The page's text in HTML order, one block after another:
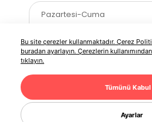
Bu site çerezler kullanmaktadır. Çerez
buradan ayarlayın. Çerezlerin
tıklayın.
Tümünü Kabul
Ayarlar
Pazartesi-Cuma
Cumartesi-Pazar ve
Tatiller
Copyright © Olimpia Oto Cam
Web Tasarım